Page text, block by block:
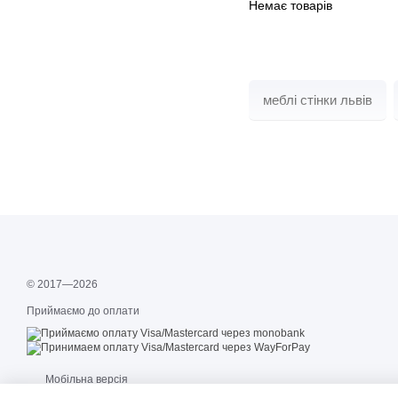
меблі стінки львів
Немає товарів
© 2017—2026
Приймаємо до оплати
Мобільна версія